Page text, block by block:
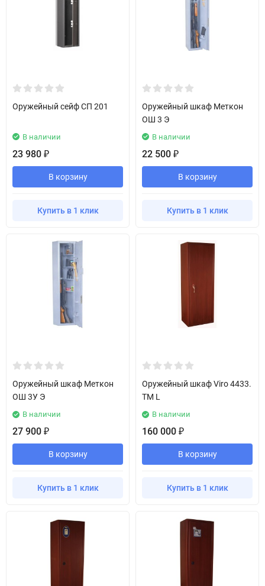
Оружейный сейф СП 201
В наличии
23 980 ₽
В корзину
Купить в 1 клик
Оружейный шкаф Меткон
ОШ 3 Э
В наличии
22 500 ₽
В корзину
Купить в 1 клик
Оружейный шкаф Меткон
ОШ 3У Э
В наличии
27 900 ₽
В корзину
Купить в 1 клик
Оружейный шкаф Viro 4433.
TM L
В наличии
160 000 ₽
В корзину
Купить в 1 клик